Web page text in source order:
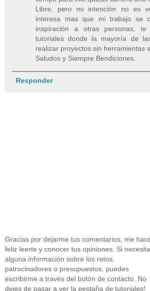
Libre, pero mi intención no es
interesa mas que mi trabajo se
inspiración a otras personas,
tutoriales donde la mayoría de
realizar proyectos sin herramientas
Saludos y Siempre Bendiciones.
Responder
Gracias por dejarme tus comentarios, me
feliz leerte y conocer tus opiniones. Si
alguna información sobre los retos,
patrocinadores o presupuestos, puedes
escribirme a través del botón de contacto. No
dejes de pasar a ver la pestaña de tutoriales!